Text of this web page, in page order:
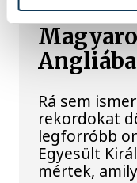
Rá sem
rekordokat
legforróbb
Egyesült
mértek,